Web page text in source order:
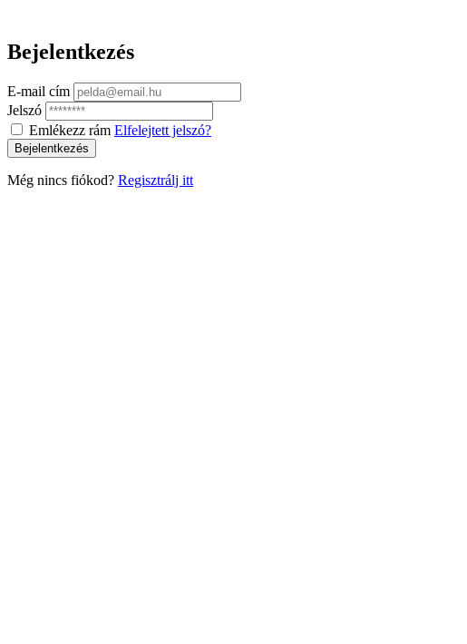
Bejelentkezés
E-mail cím
Jelszó
Emlékezz rám Elfelejtett jelszó?
Bejelentkezés
Még nincs fiókod? Regisztrálj itt